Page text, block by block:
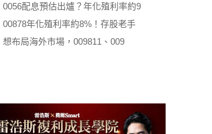
0056配息預估出爐？年化殖利率約9
00878年化殖利率約8%！存股老手
想布局海外市場，009811、009